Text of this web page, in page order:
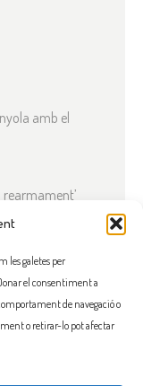
les galetes per
el consentiment a
de navegació o
o retirar-lo pot afectar
amb el
rearmament’